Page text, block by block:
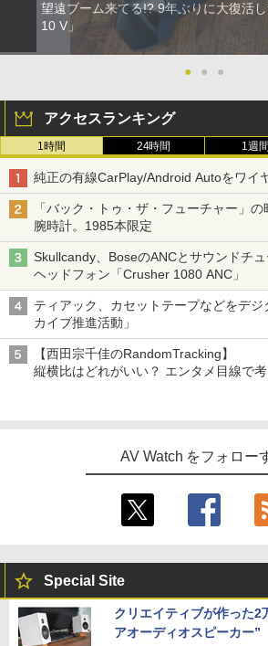
望遠ブーム来てる!? 9年ぶりに大復活
10 V」
● ● ●
アクセスランキング
1時間 24時間 1週間
純正の有線CarPlay/Android Autoをワイ
「バック・トゥ・ザ・フューチャー」
腕時計。1985本限定
Skullcandy、BoseのANCとサウンドチ
ヘッドフォン「Crusher 1080 ANC」
ティアック、カセットテープなどをデ
カイブ推進活動」
【西田宗千佳のRandomTracking】
縦横比はどれがいい？ エンタメ目線で
AV Watch をフォロー
Special Site
クリエイティブが作った2
アオーディオスピーカー”